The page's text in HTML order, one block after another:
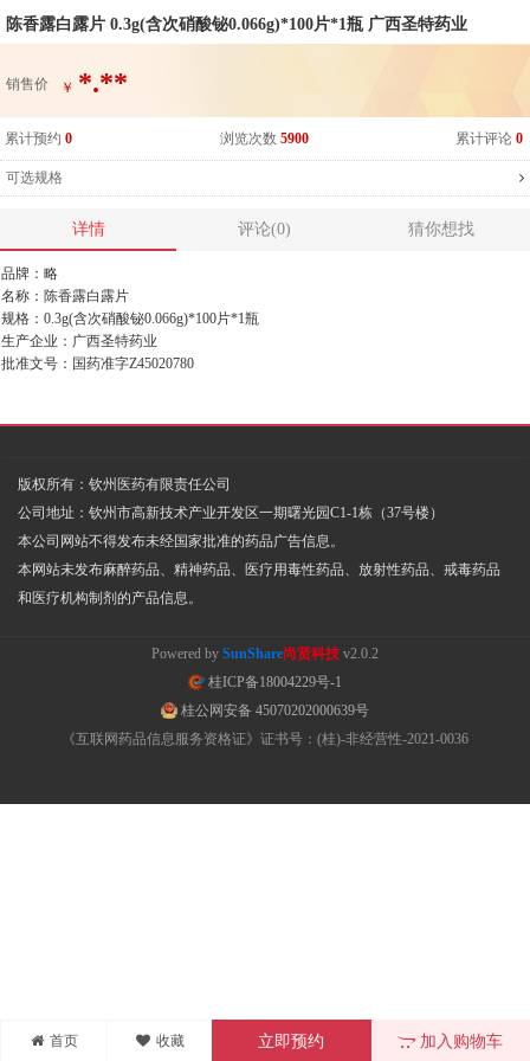
陈香露白露片 0.3g(含次硝酸铋0.066g)*100片*1瓶 广西圣特药业
销售价 ￥ *.**
累计预约 0 浏览次数 5900 累计评论 0
可选规格
首页 收藏 立即预约 加入购物车
详情 评论(0) 猜你想找
品牌：略
名称：陈香露白露片
规格：0.3g(含次硝酸铋0.066g)*100片*1瓶
生产企业：广西圣特药业
批准文号：国药准字Z45020780
版权所有：钦州医药有限责任公司
公司地址：钦州市高新技术产业开发区一期曙光园C1-1栋（37号楼）
本公司网站不得发布未经国家批准的药品广告信息。
本网站未发布麻醉药品、精神药品、医疗用毒性药品、放射性药品、戒毒药品
和医疗机构制剂的产品信息。
Powered by SunShare尚贤科技 v2.0.2
桂ICP备18004229号-1
桂公网安备 45070202000639号
《互联网药品信息服务资格证》证书号：(桂)-非经营性-2021-0036